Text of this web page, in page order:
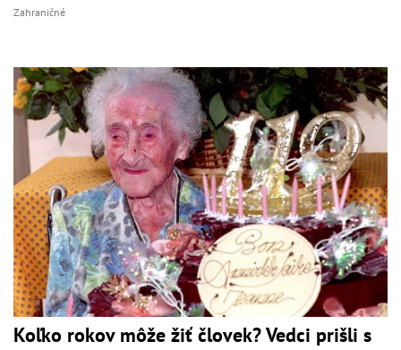
Zahraničné
Koľko rokov môže žiť človek? Vedci prišli s